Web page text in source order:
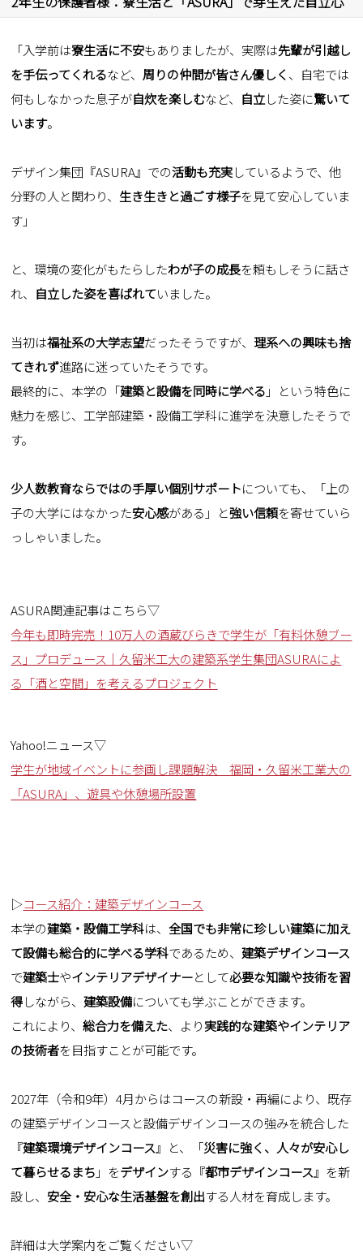
「入学前は寮生活に不安もありましたが、実際は先輩が引越し
を手伝ってくれるなど、 周りの仲間が皆さん優しく 、自宅では
何もしなかった息子が自炊を楽しむなど、 自立した姿に驚いて
います。
デザイン集団『ASURA』での活動も充実しているようで、他
分野の人と関わり、 生き生きと過ごす様子を見て安心していま
す」
と、環境の変化がもたらしたわが子の成長を頼もしそうに話さ
れ、 自立した姿を喜ばれていました。
当初は福祉系の大学志望だったそうですが、 理系への興味も捨
てきれず進路に迷っていたそうです。
最終的に、本学の「建築と設備を同時に学べる 」という特色に
魅力を感じ、工学部建築・設備工学科に進学を決意したそうで
す。
少人数教育ならではの手厚い個別サポートについても、「上の
子の大学にはなかった安心感がある」と強い信頼を寄せていら
っしゃいました。
ASURA関連記事はこちら▽
今年も即時完売！10万人の酒蔵びらきで学生が「有料休憩ブー
ス」プロデュース｜久留米工大の建築系学生集団ASURAによ
る「酒と空間」を考えるプロジェクト
Yahoo!ニュース▽
学生が地域イベントに参画し課題解決 福岡・久留米工業大の
「ASURA」、遊具や休憩場所設置
▷コース紹介：建築デザインコース
本学の建築・設備工学科は、全国でも非常に珍しい建築に加え
て設備も総合的に学べる学科であるため、建築デザインコース
で建築士やインテリアデザイナーとして必要な知識や技術を習
得しながら、建築設備についても学ぶことができます。
これにより、総合力を備えた、より実践的な建築やインテリア
の技術者を目指すことが可能です。
2027年（令和9年）4月からはコースの新設・再編により、既存
の建築デザインコースと設備デザインコースの強みを統合した
『建築環境デザインコース』と、「災害に強く、人々が安心し
て暮らせるまち 」をデザインする『都市デザインコース』を新
設し、安全・安心な生活基盤を創出する人材を育成します。
詳細は大学案内をご覧ください▽